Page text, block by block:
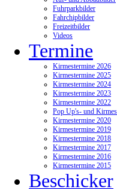
Fuhrparkbilder
Fahrchipbilder
Freizeitbilder
Videos
Termine
Kirmestermine 2026
Kirmestermine 2025
Kirmestermine 2024
Kirmestermine 2023
Kirmestermine 2022
Pop Up's- und
Kirmestermine 2020
Kirmestermine 2019
Kirmestermine 2018
Kirmestermine 2017
Kirmestermine 2016
Kirmestermine 2015
Beschicker